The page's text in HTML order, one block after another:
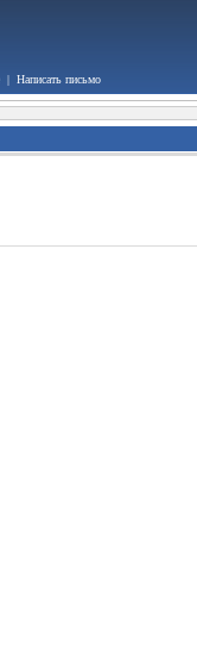
| Написать письмо